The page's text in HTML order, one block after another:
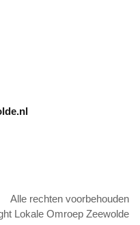
Alle rechten voorbehouden
Lokale Omroep Zeewolde